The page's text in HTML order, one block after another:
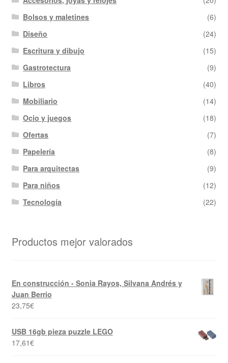
Bolsos y maletines
(6)
Diseño
(24)
Escritura y dibujo
(15)
Gastrotectura
(9)
Libros
(40)
Mobiliario
(14)
Ocio y juegos
(18)
Ofertas
(7)
Papelería
(8)
Para arquitectas
(9)
Para niños
(12)
Tecnología
(22)
Productos mejor valorados
En construcción - Sonia Rayos, Silvana Andrés y
Juan Berrio
23,75€
USB 16gb pieza puzzle LEGO
17,61€